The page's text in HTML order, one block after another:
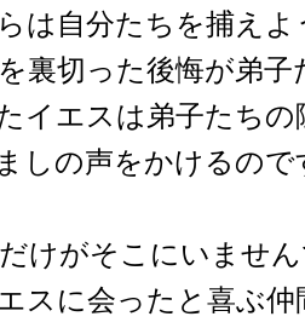
は自分たちを捕え
裏切った後悔が弟
イエスは弟子たち
しの声をかけるので
けがそこにいませ
スに会ったと喜ぶ